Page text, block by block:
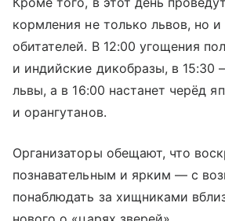
кормления не только львов, но и
обитателей. В 12:00 угощения
и индийские дикобразы, в
львы, а в 16:00 настанет черёд
и орангутанов.
Организаторы обещают, что
познавательным и ярким — с
понаблюдать за хищниками